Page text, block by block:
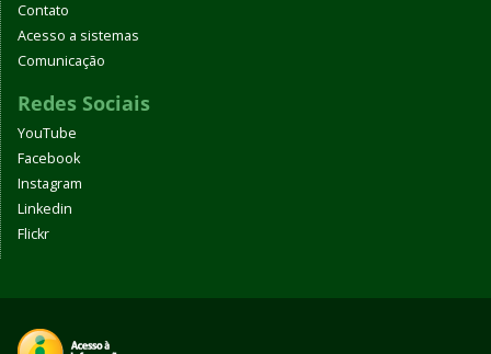
Contato
Acesso a sistemas
Comunicação
Redes Sociais
YouTube
Facebook
Instagram
Linkedin
Flickr